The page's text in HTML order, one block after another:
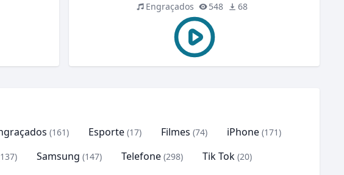
Engraçados 548 68
(161) Esporte (17) Filmes (74) iPhone (171)
Samsung (147) Telefone (298) Tik Tok (20)